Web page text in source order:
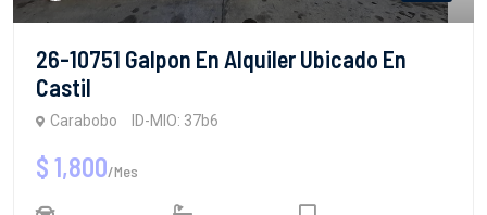
26-10751 Galpon En Alquiler Ubicado En
Castil
Carabobo ID-MIO: 37b6
$ 1,800/Mes